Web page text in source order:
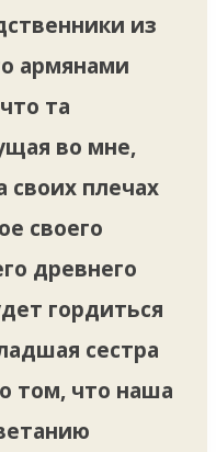
из
армянами
та
во мне,
своих плечах
своего
древнего
гордиться
сестра
том, что наша